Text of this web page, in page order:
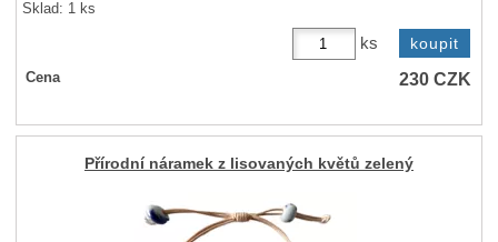
Sklad: 1 ks
ks
Cena 230CZK
Přírodní náramek z lisovaných květů zelený